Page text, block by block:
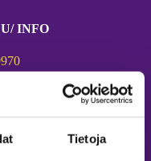
Tietoja
INFO